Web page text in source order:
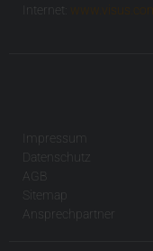
Internet:
www.visus.com
Impressum
Datenschutz
AGB
Sitemap
Ansprechpartner